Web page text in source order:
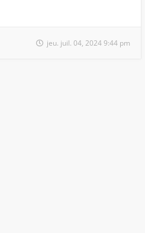
jeu. juil. 04, 2024 9:44 pm